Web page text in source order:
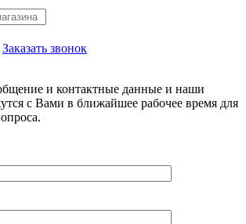
Заказать звонок
и контактные данные и наши
с Вами в ближайшее рабочее время для